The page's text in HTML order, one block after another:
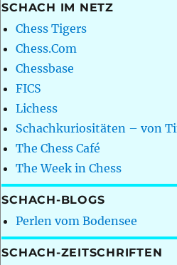
SCHACH IM NETZ
Chess Tigers
Chess.Com
Chessbase
FICS
Lichess
Schachkuriositäten – von
The Chess Café
The Week in Chess
SCHACH-BLOGS
Perlen vom Bodensee
SCHACH-ZEITSCHRIFTEN